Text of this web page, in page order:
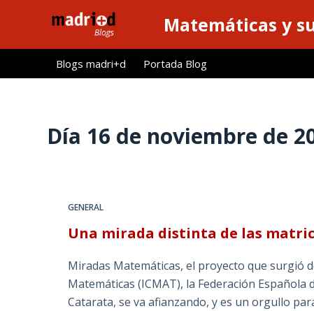
l
Matemáticas y
Blogs madri+d Portada Blog
Día 16 de noviembre de
GENERAL
Una mirada distinta de las
Miradas Matemáticas, el proyecto que surgió
Matemáticas (ICMAT), la Federación
Catarata, se va afianzando, y es un orgullo